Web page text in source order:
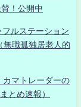
！公開中
ルステーション
無職孤独居老人的
マトレーダーの
とめ速報）